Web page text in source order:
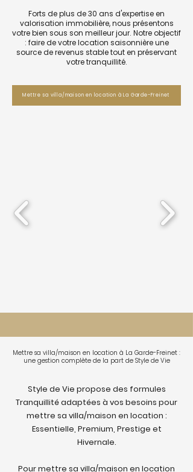
Forts de plus de 30 ans d'expertise en
valorisation immobilière, nous présentons
votre bien sous son meilleur jour. Notre objectif
: faire de votre location saisonnière une
source de revenus stable tout en préservant
votre tranquillité.
Mettre sa villa/maison en location à La Garde-Freinet
Mettre sa villa/maison en location à La Garde-Freinet :
une gestion complète de la part de Style de Vie
Style de Vie propose des formules
Tranquillité adaptées à vos besoins pour
mettre sa villa/maison en location :
Essentielle, Premium, Prestige et
Hivernale.
Pour mettre sa villa/maison en location